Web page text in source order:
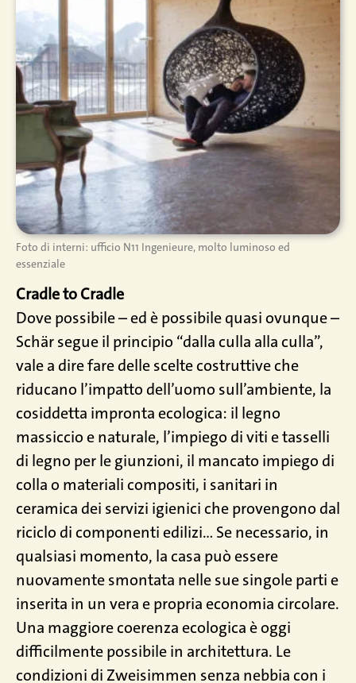
Foto di interni: ufficio N11 Ingenieure, molto luminoso ed
essenziale
Cradle to Cradle
Dove possibile – ed è possibile quasi ovunque –
Schär segue il principio “dalla culla alla culla”,
vale a dire fare delle scelte costruttive che
riducano l’impatto dell’uomo sull’ambiente, la
cosiddetta impronta ecologica: il legno
massiccio e naturale, l’impiego di viti e tasselli
di legno per le giunzioni, il mancato impiego di
colla o materiali compositi, i sanitari in
ceramica dei servizi igienici che provengono dal
riciclo di componenti edilizi… Se necessario, in
qualsiasi momento, la casa può essere
nuovamente smontata nelle sue singole parti e
inserita in un vera e propria economia circolare.
Una maggiore coerenza ecologica è oggi
difficilmente possibile in architettura. Le
condizioni di Zweisimmen senza nebbia con i